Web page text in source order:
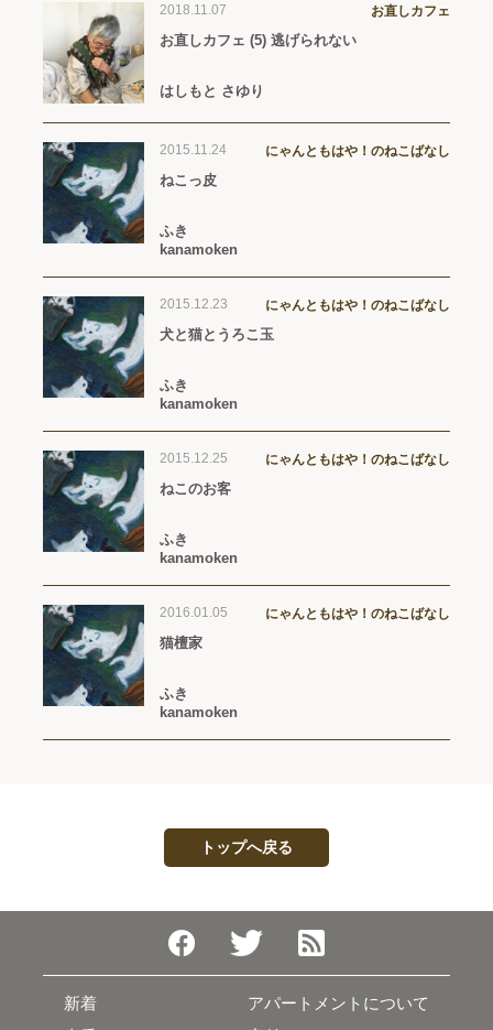
2018.11.07 お直しカフェ
お直しカフェ (5) 逃げられない
はしもと さゆり
2015.11.24 にゃんともはや！のねこばなし
ねこっ皮
ふき
kanamoken
2015.12.23 にゃんともはや！のねこばなし
犬と猫とうろこ玉
ふき
kanamoken
2015.12.25 にゃんともはや！のねこばなし
ねこのお客
ふき
kanamoken
2016.01.05 にゃんともはや！のねこばなし
猫檀家
ふき
kanamoken
トップへ戻る
新着
アパートメントについて